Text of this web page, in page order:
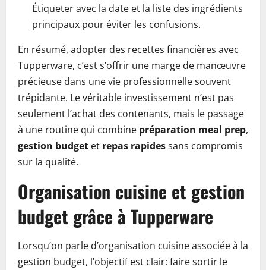
Étiqueter avec la date et la liste des ingrédients
principaux pour éviter les confusions.
En résumé, adopter des recettes financières avec
Tupperware, c’est s’offrir une marge de manœuvre
précieuse dans une vie professionnelle souvent
trépidante. Le véritable investissement n’est pas
seulement l’achat des contenants, mais le passage
à une routine qui combine préparation meal prep,
gestion budget et repas rapidessans compromis
sur la qualité.
Organisation cuisine et gestion
budget grâce à Tupperware
Lorsqu’on parle d’organisation cuisine associée à la
gestion budget, l’objectif est clair: faire sortir le